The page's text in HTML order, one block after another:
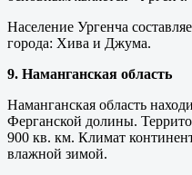
Население Ургенча
города: Хива и Джума.
9. Наманганская область
Наманганская область
Ферганской долины.
900 кв. км. Климат
влажной зимой.